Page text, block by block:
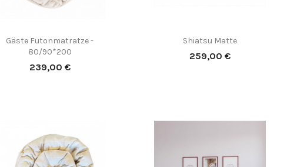
Gäste Futonmatratze -
80/90*200
Preis
239,00 €
Vorschau
Shiatsu Matte
Preis
259,00 €
